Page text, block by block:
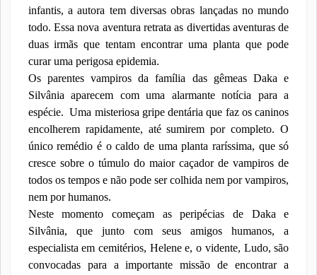
infantis, a autora tem diversas obras lançadas no mundo
todo. Essa nova aventura retrata as divertidas aventuras de
duas irmãs que tentam encontrar uma planta que pode
curar uma perigosa epidemia.
Os parentes vampiros da família das gêmeas Daka e
Silvânia aparecem com uma alarmante notícia para a
espécie. Uma misteriosa gripe dentária que faz os caninos
encolherem rapidamente, até sumirem por completo. O
único remédio é o caldo de uma planta raríssima, que só
cresce sobre o túmulo do maior caçador de vampiros de
todos os tempos e não pode ser colhida nem por vampiros,
nem por humanos.
Neste momento começam as peripécias de Daka e
Silvânia, que junto com seus amigos humanos, a
especialista em cemitérios, Helene e, o vidente, Ludo, são
convocadas para a importante missão de encontrar a